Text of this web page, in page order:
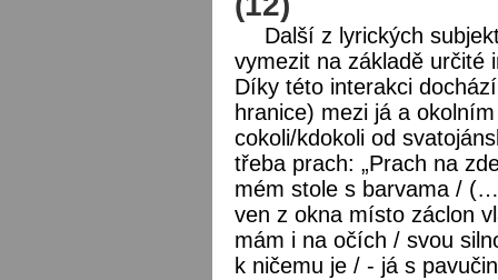
Další z lyrických
vymezit na základě určité
Díky této interakci
hranice) mezi já a
cokoli/kdokoli od
třeba prach: „Prach na
mém stole s barvama /
ven z okna místo záclon
mám i na očích / svou
k ničemu je / - já s